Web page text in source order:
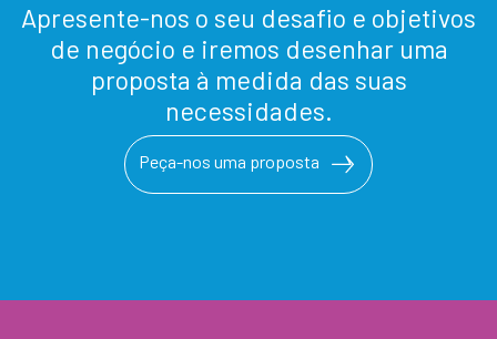
Apresente-nos o seu desafio e objetivos
de negócio e iremos desenhar uma
proposta à medida das suas
necessidades.
Peça-nos uma proposta